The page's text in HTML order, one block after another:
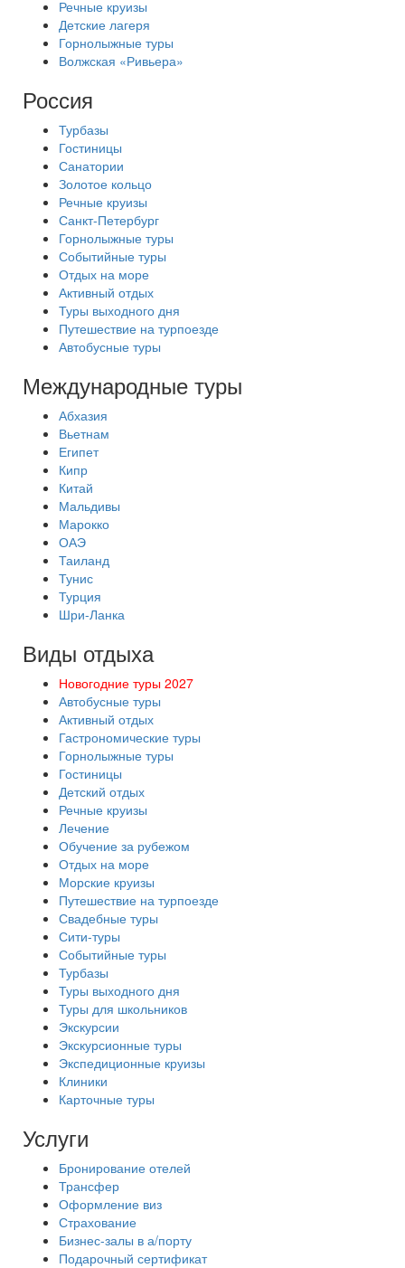
Речные круизы
Детские лагеря
Горнолыжные туры
Волжская «Ривьера»
Россия
Турбазы
Гостиницы
Санатории
Золотое кольцо
Речные круизы
Санкт-Петербург
Горнолыжные туры
Событийные туры
Отдых на море
Активный отдых
Туры выходного дня
Путешествие на турпоезде
Автобусные туры
Международные туры
Абхазия
Вьетнам
Египет
Кипр
Китай
Мальдивы
Марокко
ОАЭ
Таиланд
Тунис
Турция
Шри-Ланка
Виды отдыха
Новогодние туры 2027
Автобусные туры
Активный отдых
Гастрономические туры
Горнолыжные туры
Гостиницы
Детский отдых
Речные круизы
Лечение
Обучение за рубежом
Отдых на море
Морские круизы
Путешествие на турпоезде
Свадебные туры
Сити-туры
Событийные туры
Турбазы
Туры выходного дня
Туры для школьников
Экскурсии
Экскурсионные туры
Экспедиционные круизы
Клиники
Карточные туры
Услуги
Бронирование отелей
Трансфер
Оформление виз
Страхование
Бизнес-залы в а/порту
Подарочный сертификат